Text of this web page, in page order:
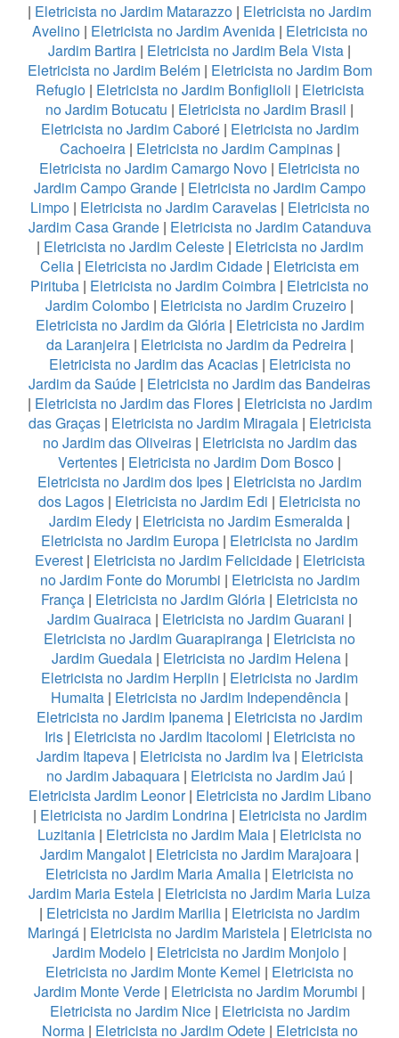
| Eletricista no Jardim Matarazzo | Eletricista no Jardim
Avelino| Eletricista no Jardim Avenida| Eletricista no
Jardim Bartira | Eletricista no Jardim Bela Vista |
Eletricista no Jardim Belém| Eletricista no Jardim Bom
Refugio| Eletricista no Jardim Bonfiglioli | Eletricista
no Jardim Botucatu | Eletricista no Jardim Brasil |
Eletricista no Jardim Caboré| Eletricista no Jardim
Cachoeira| Eletricista no Jardim Campinas|
Eletricista no Jardim Camargo Novo | Eletricista no
Jardim Campo Grande| Eletricista no Jardim Campo
Limpo| Eletricista no Jardim Caravelas| Eletricista no
Jardim Casa Grande| Eletricista no Jardim Catanduva
| Eletricista no Jardim Celeste| Eletricista no Jardim
Celia | Eletricista no Jardim Cidade | Eletricista em
Pirituba | Eletricista no Jardim Coimbra | Eletricista no
Jardim Colombo | Eletricista no Jardim Cruzeiro |
Eletricista no Jardim da Glória| Eletricista no Jardim
da Laranjeira| Eletricista no Jardim da Pedreira|
Eletricista no Jardim das Acacias| Eletricista no
Jardim da Saúde | Eletricista no Jardim das Bandeiras
| Eletricista no Jardim das Flores| Eletricista no Jardim
das Graças| Eletricista no Jardim Miragaia| Eletricista
no Jardim das Oliveiras| Eletricista no Jardim das
Vertentes | Eletricista no Jardim Dom Bosco |
Eletricista no Jardim dos Ipes | Eletricista no Jardim
dos Lagos | Eletricista no Jardim Edi | Eletricista no
Jardim Eledy | Eletricista no Jardim Esmeralda |
Eletricista no Jardim Europa | Eletricista no Jardim
Everest| Eletricista no Jardim Felicidade| Eletricista
no Jardim Fonte do Morumbi | Eletricista no Jardim
França | Eletricista no Jardim Glória | Eletricista no
Jardim Guairaca | Eletricista no Jardim Guarani |
Eletricista no Jardim Guarapiranga | Eletricista no
Jardim Guedala| Eletricista no Jardim Helena|
Eletricista no Jardim Herplin | Eletricista no Jardim
Humaita | Eletricista no Jardim Independência |
Eletricista no Jardim Ipanema | Eletricista no Jardim
Iris| Eletricista no Jardim Itacolomi | Eletricista no
Jardim Itapeva| Eletricista no Jardim Iva| Eletricista
no Jardim Jabaquara | Eletricista no Jardim Jaú |
Eletricista Jardim Leonor| Eletricista no Jardim Libano
| Eletricista no Jardim Londrina| Eletricista no Jardim
Luzitania | Eletricista no Jardim Maia | Eletricista no
Jardim Mangalot | Eletricista no Jardim Marajoara |
Eletricista no Jardim Maria Amalia | Eletricista no
Jardim Maria Estela | Eletricista no Jardim Maria Luiza
| Eletricista no Jardim Marilia | Eletricista no Jardim
Maringá| Eletricista no Jardim Maristela| Eletricista no
Jardim Modelo | Eletricista no Jardim Monjolo |
Eletricista no Jardim Monte Kemel | Eletricista no
Jardim Monte Verde | Eletricista no Jardim Morumbi |
Eletricista no Jardim Nice| Eletricista no Jardim
Norma| Eletricista no Jardim Odete| Eletricista no